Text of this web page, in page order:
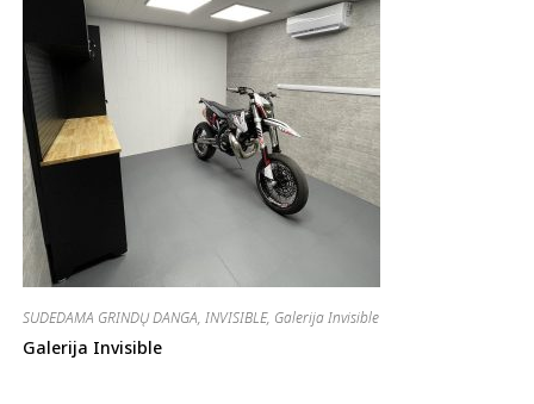
SUDEDAMA GRINDŲ DANGA, INVISIBLE, Galerija Invisible
Galerija Invisible